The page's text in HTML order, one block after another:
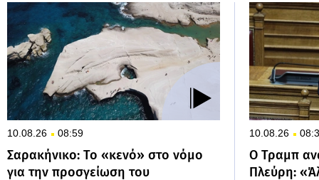
10.08.26 08:59
Σαρακήνικο: Το «κενό» στο νόμο
για την προσγείωση του
10.08.26
Ο Τραμπ
Πλεύρη: